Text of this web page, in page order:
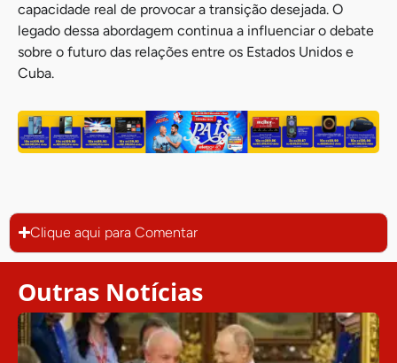
capacidade real de provocar a transição desejada. O
legado dessa abordagem continua a influenciar o debate
sobre o futuro das relações entre os Estados Unidos e
Cuba.
Clique aqui para Comentar
Outras Notícias